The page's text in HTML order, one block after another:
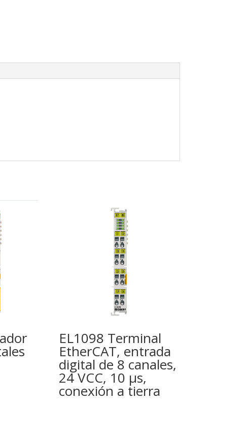
EL1098 Terminal
EtherCAT, entrada
digital de 8 canales,
24 VCC, 10 µs,
conexión a tierra